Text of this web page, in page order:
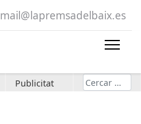
mail@lapremsadelbaix.es
Publicitat Cerca